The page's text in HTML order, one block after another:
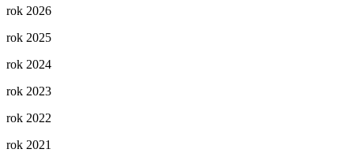
rok 2026
rok 2025
rok 2024
rok 2023
rok 2022
rok 2021